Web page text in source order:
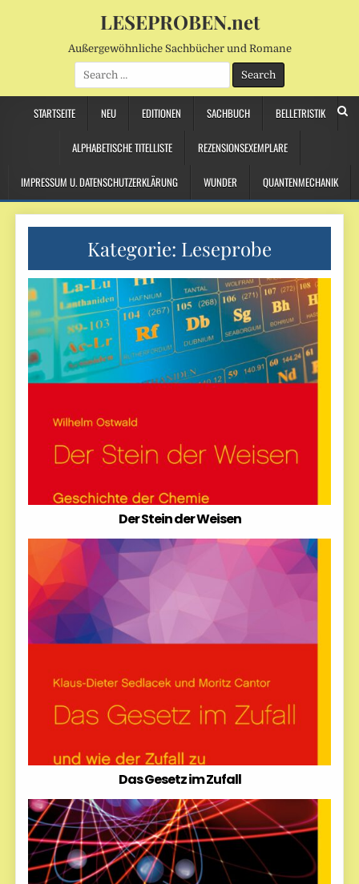
LESEPROBEN.net
Außergewöhnliche Sachbücher und Romane
Search
for:
STARTSEITE NEU EDITIONEN SACHBUCH BELLETRISTIK
ALPHABETISCHE TITELLISTE REZENSIONSEXEMPLARE
IMPRESSUM U. DATENSCHUTZERKLÄRUNG WUNDER QUANTENMECHANIK
Kategorie: Leseprobe
Der Stein der Weisen
Das Gesetz im Zufall